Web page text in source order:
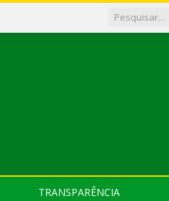
TRANSPARÊNCIA